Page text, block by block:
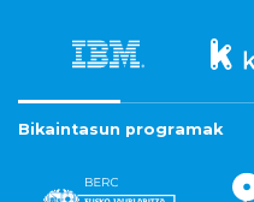
Bikaintasun programak